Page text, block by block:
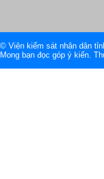
© Viện kiểm sát nhân dân
Mong bạn đọc góp ý kiến.